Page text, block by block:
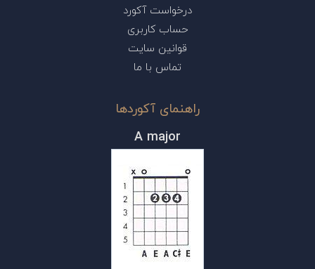
درخواست آکورد
حساب کاربری
قوانین سایت
تماس با ما
راهنمای آکوردها
A major